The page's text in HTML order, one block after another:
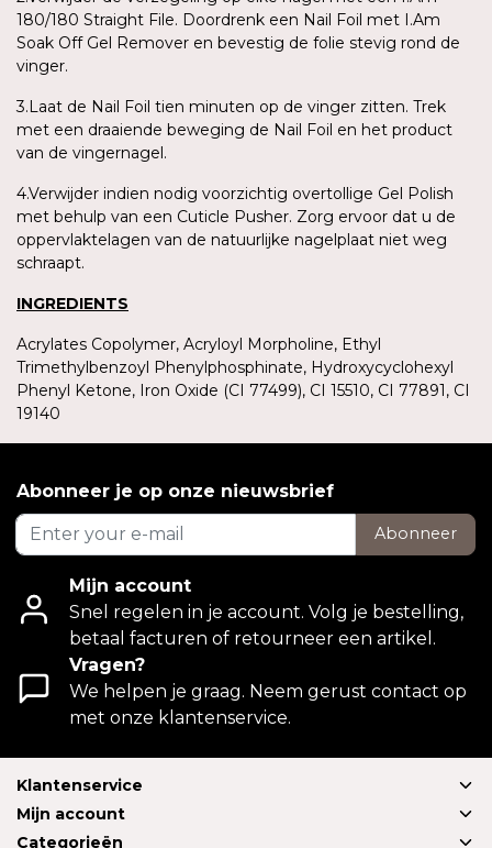
180/180 Straight File. Doordrenk een Nail Foil met I.Am
Soak Off Gel Remover en bevestig de folie stevig rond de
vinger.
3.Laat de Nail Foil tien minuten op de vinger zitten. Trek
met een draaiende beweging de Nail Foil en het product
van de vingernagel.
4.Verwijder indien nodig voorzichtig overtollige Gel Polish
met behulp van een Cuticle Pusher. Zorg ervoor dat u de
oppervlaktelagen van de natuurlijke nagelplaat niet weg
schraapt.
INGREDIENTS
Acrylates Copolymer, Acryloyl Morpholine, Ethyl
Trimethylbenzoyl Phenylphosphinate, Hydroxycyclohexyl
Phenyl Ketone, Iron Oxide (CI 77499), CI 15510, CI 77891, CI
19140
Abonneer je op onze nieuwsbrief
Abonneer
Mijn account
Snel regelen in je account. Volg je bestelling,
betaal facturen of retourneer een artikel.
Vragen?
We helpen je graag. Neem gerust contact op
met onze klantenservice.
Klantenservice
Mijn account
Categorieën